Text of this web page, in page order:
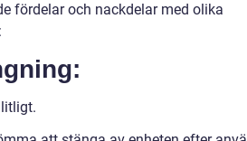
fördelar och nackdelar med olika